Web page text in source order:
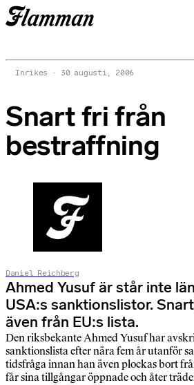
Inrikes 30 augusti, 2006
Snart fri från
bestraffning
Daniel Reichberg
Ahmed Yusuf är står inte
USA:s sanktionslistor.
även från EU:s lista.
Den riksbekante Ahmed Yusuf har
sanktionslista efter nära fem år utanför
tidsfråga innan han även plockas bort
får sina tillgångar öppnade och åter